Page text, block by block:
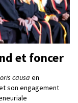
et foncer
causa en
son engagement